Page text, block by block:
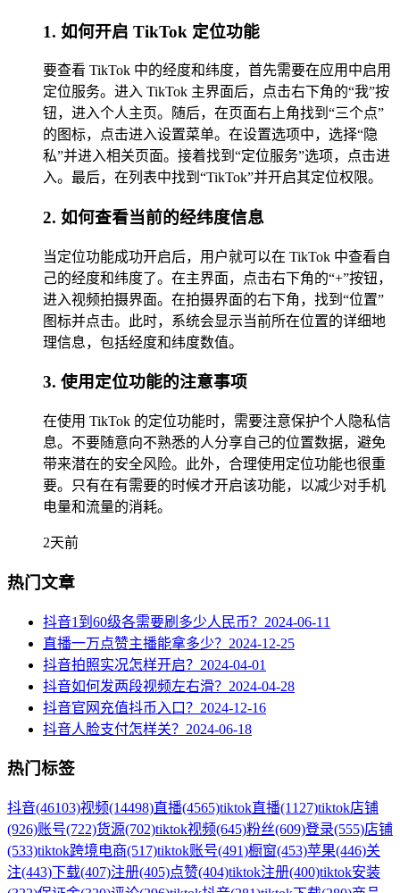
1. 如何开启 TikTok 定位功能
要查看 TikTok 中的经度和纬度，首先需要在应用中启用
定位服务。进入 TikTok 主界面后，点击右下角的“我”按
钮，进入个人主页。随后，在页面右上角找到“三个点”
的图标，点击进入设置菜单。在设置选项中，选择“隐
私”并进入相关页面。接着找到“定位服务”选项，点击进
入。最后，在列表中找到“TikTok”并开启其定位权限。
2. 如何查看当前的经纬度信息
当定位功能成功开启后，用户就可以在 TikTok 中查看自
己的经度和纬度了。在主界面，点击右下角的“+”按钮，
进入视频拍摄界面。在拍摄界面的右下角，找到“位置”
图标并点击。此时，系统会显示当前所在位置的详细地
理信息，包括经度和纬度数值。
3. 使用定位功能的注意事项
在使用 TikTok 的定位功能时，需要注意保护个人隐私信
息。不要随意向不熟悉的人分享自己的位置数据，避免
带来潜在的安全风险。此外，合理使用定位功能也很重
要。只有在有需要的时候才开启该功能，以减少对手机
电量和流量的消耗。
2天前
热门文章
抖音1到60级各需要刷多少人民币？ 2024-06-11
直播一万点赞主播能拿多少？ 2024-12-25
抖音拍照实况怎样开启？ 2024-04-01
抖音如何发两段视频左右滑？ 2024-04-28
抖音官网充值抖币入口？ 2024-12-16
抖音人脸支付怎样关？ 2024-06-18
热门标签
抖音(46103)视频(14498)直播(4565)tiktok直播(1127)tiktok店铺
(926)账号(722)货源(702)tiktok视频(645)粉丝(609)登录(555)店铺
(533)tiktok跨境电商(517)tiktok账号(491)橱窗(453)苹果(446)关
注(443)下载(407)注册(405)点赞(404)tiktok注册(400)tiktok安装